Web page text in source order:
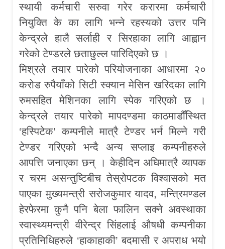
स्थायी कर्मचारी सरुवा गरेर करारमा कर्मचारी
नियुक्ति के का लागि भन्ने रहस्यको उत्तर पनि
केन्द्रले हालै सर्लाही र सिरहाका लागि आह्वान
गरेको टेण्डरले छताछुल्ल पारिदिएको छ ।
मिश्रले तयार पारेको परियोजनाका आधारमा २०
करोड रुपैयाँको सिटी स्क्यान मेसिन खरिदका लागि
रुमसहित मेशिनका लागि स्पेक गरिएको छ ।
केन्द्रले तयार पारेको मापदण्डमा काठमाडौँस्थित
‘हस्पिटेक’ कम्पनीले मात्रै टेण्डर भर्न मिल्ने गरी
टेण्डर गरिएको भन्दै अन्य सप्लाइ कम्पनीहरुले
आपत्ति जनाएका छन् । केहीदिन अघिमात्रै व्यापक
र चरम असन्तुष्टिबीच तेस्रोपटक विश्वासको मत
पाएका मुख्यमन्त्री सरोजकुमार यादव, मन्त्रिमण्डल
हेरफेरमा कुनै पनि बेला फालिन सक्ने अवस्थाका
स्वास्थ्यमन्त्री वीरेन्द्र सिंहलाई औषधी कम्पनीका
प्रतिनिधिहरुले ‘हाकाहाकी’ बदमासी र अपराध भयो